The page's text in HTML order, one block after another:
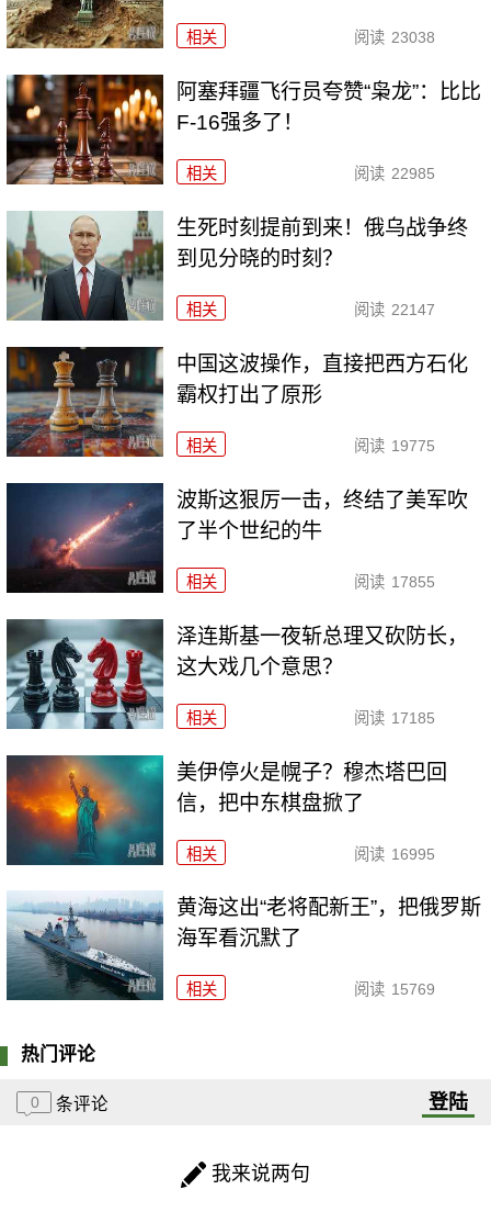
相关 阅读 23038
阿塞拜疆飞行员夸赞“枭龙”：比比
F-16强多了！
相关 阅读 22985
生死时刻提前到来！俄乌战争终
到见分晓的时刻？
相关 阅读 22147
中国这波操作，直接把西方石化
霸权打出了原形
相关 阅读 19775
波斯这狠厉一击，终结了美军吹
了半个世纪的牛
相关 阅读 17855
泽连斯基一夜斩总理又砍防长，
这大戏几个意思？
相关 阅读 17185
美伊停火是幌子？穆杰塔巴回
信，把中东棋盘掀了
相关 阅读 16995
黄海这出“老将配新王”，把俄罗斯
海军看沉默了
相关 阅读 15769
热门评论
0 条评论 登陆
我来说两句